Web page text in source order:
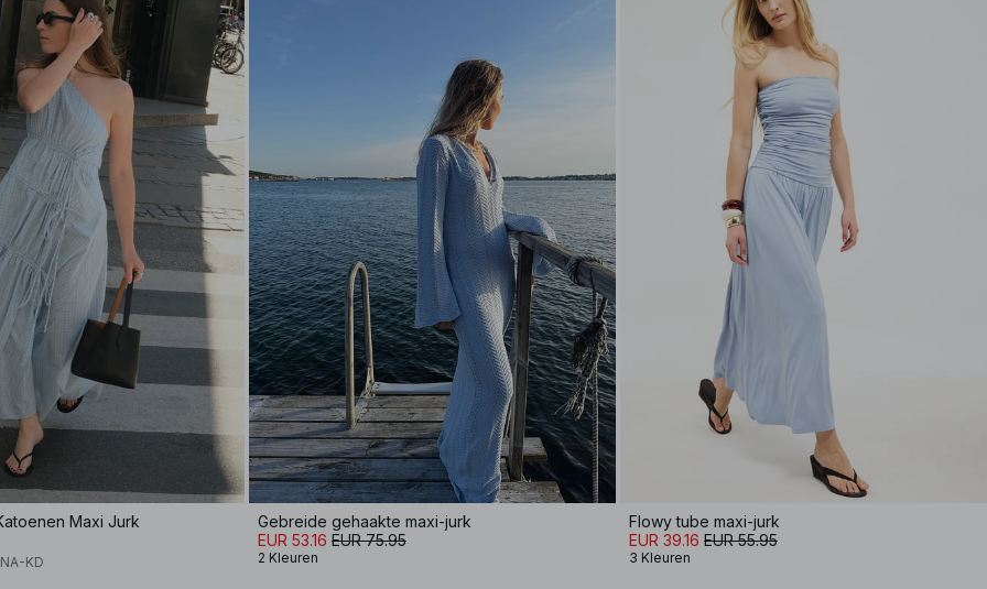
Maxi Jurk
KD
Gebreide gehaakte maxi-jurk
EUR 53.16 EUR 75.95
2 Kleuren
Flowy tube maxi-jurk
EUR 39.16 EUR 55.95
3 Kleuren